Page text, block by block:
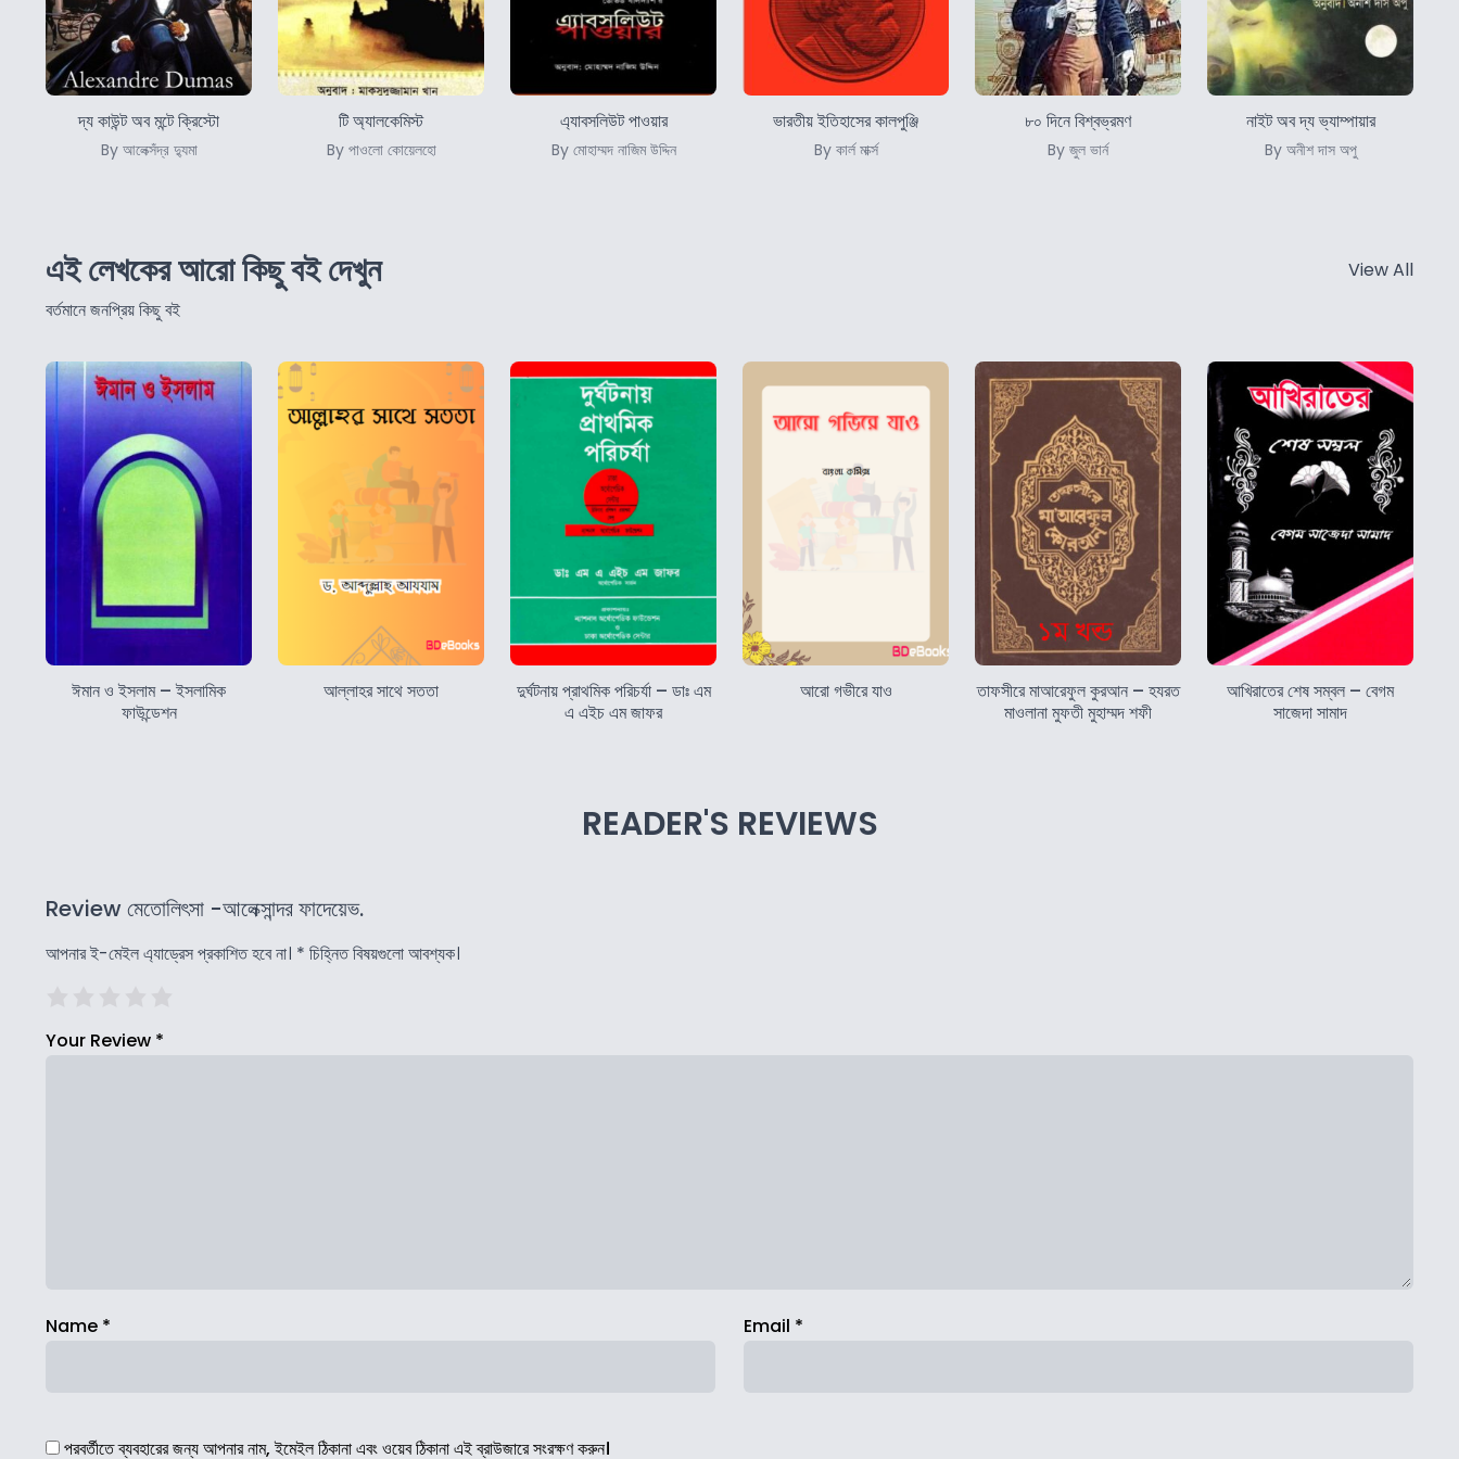
দ্য কাউন্ট অব মন্টে ক্রিস্টো
By আলেক্সঁদ্র দ্যুমা
টি অ্যালকেমিস্ট
By পাওলো কোয়েলহো
এ্যাবসলিউট পাওয়ার
By মোহাম্মদ নাজিম উদ্দিন
ভারতীয় ইতিহাসের কালপুঞ্জি
By কার্ল মার্ক্স
৮০ দিনে বিশ্বভ্রমণ
By জুল ভার্ন
নাইট অব দ্য ভ্যাম্পায়ার
By অনীশ দাস অপু
এই লেখকের আরো কিছু বই দেখুন
বর্তমানে জনপ্রিয় কিছু বই
View All
ঈমান ও ইসলাম – ইসলামিক
ফাউন্ডেশন
আল্লাহর সাথে সততা
দুর্ঘটনায় প্রাথমিক পরিচর্যা – ডাঃ এম
এ এইচ এম জাফর
আরো গভীরে যাও
তাফসীরে মাআরেফুল কুরআন – হযরত
মাওলানা মুফতী মুহাম্মদ শফী
আখিরাতের শেষ সম্বল – বেগম
সাজেদা সামাদ
READER'S REVIEWS
Review মেতোলিৎসা -আলেক্সান্দর ফাদেয়েভ.
আপনার ই-মেইল এ্যাড্রেস প্রকাশিত হবে না। * চিহ্নিত বিষয়গুলো আবশ্যক।
Your Review *
Name * Email *
পরবর্তীতে ব্যবহারের জন্য আপনার নাম, ইমেইল ঠিকানা এবং ওয়েব ঠিকানা এই ব্রাউজারে সংরক্ষণ করুন।